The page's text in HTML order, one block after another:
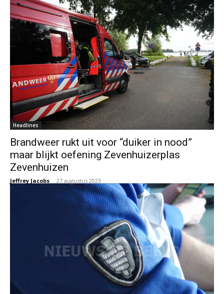
Headlines
Brandweer rukt uit voor “duiker in nood”
maar blijkt oefening Zevenhuizerplas
Zevenhuizen
Jeffrey Jacobs - 27 augustus 2023